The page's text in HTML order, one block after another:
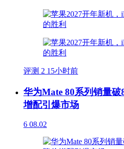
评测 2 15小时前
华为Mate 80系列销量
增配引爆市场
6 08.02